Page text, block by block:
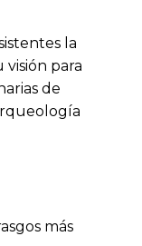
la
para
de
más